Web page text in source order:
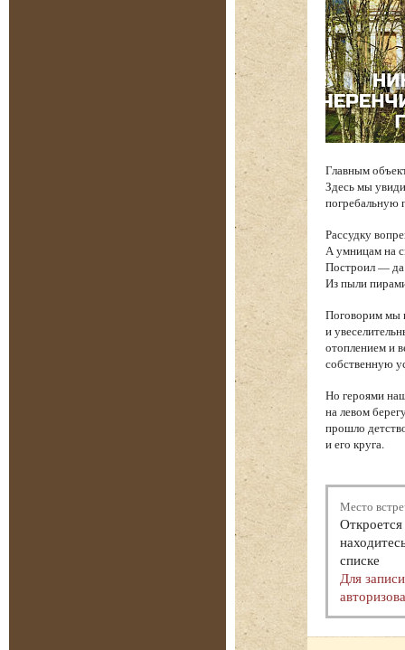
Главным
Здесь мы
погребальную
Рассудку
А умницам на
Построил — да
Из пыли
Поговорим мы
и
отоплением и
собственную
Но героями
на левом
прошло
и его круга.
Место
списке
Для